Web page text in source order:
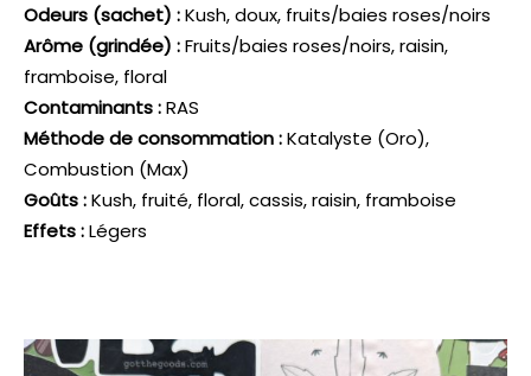
Odeurs (sachet) :Kush, doux, fruits/baies roses/noirs
Arôme (grindée) :Fruits/baies roses/noirs, raisin,
framboise, floral
Contaminants :RAS
Méthode de consommation :Katalyste (Oro),
Combustion (Max)
Goûts :Kush, fruité, floral, cassis, raisin, framboise
Effets :Légers